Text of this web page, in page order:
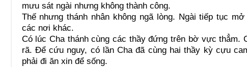
mưu sát ngài nhưng không thành công.
Thế nhưng thánh nhân không ngã lòng. Ngài tiếp tục
các nơi khác.
Có lúc Cha thánh cùng các thầy đứng trên bờ vực thẳm.
rã. Để cứu nguy, có lần Cha đã cùng hai thầy kỳ cựu
phải đi ăn xin để sống.